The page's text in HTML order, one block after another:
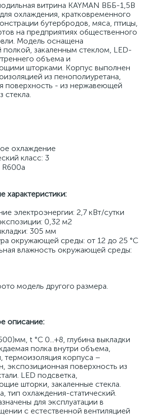
витрина KAYMAN ВББ-1,5В
охлаждения, кратковременного
бутербродов, мяса, птицы,
на предприятиях общественного
Модель оснащена
закаленным стеклом, LED-
объема и
шторками. Корпус выполнен
из пенополиуретана,
поверхность - из нержавеющей
стекла.
охлаждение
класс: 3
R600a
характеристики:
электроэнергии: 2,7 кВт/сутки
0,32 м2
305 мм
влажность окружающей среды:
модель другого размера.
описание:
t °C 0...+8, глубина выкладки
полка внутри объема,
термоизоляция корпуса –
экспозиционная поверхность из
LED подсветка,
шторки, закаленные стекла.
тип охлаждения-статический.
для эксплуатации в
с естественной вентиляцией